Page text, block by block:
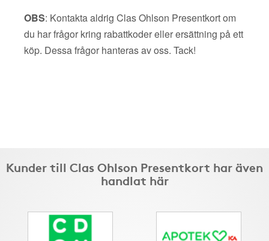
OBS: Kontakta aldrig Clas Ohlson Presentkort om
du har frågor kring rabattkoder eller ersättning på ett
köp. Dessa frågor hanteras av oss. Tack!
Kunder till Clas Ohlson Presentkort har även
handlat här